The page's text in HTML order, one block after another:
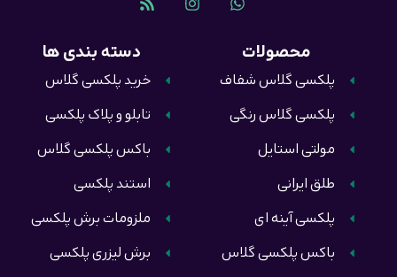
دسته بندی ها
خرید پلکسی گلاس
تابلو و پلاک پلکسی
باکس پلکسی گلاس
استند پلکسی
ملزومات برش پلکسی
برش لیزری پلکسی
محصولات
پلکسی گلاس شفاف
پلکسی گلاس رنگی
مولتی استایل
طلق ایرانی
پلکسی آینه ای
باکس پلکسی گلاس